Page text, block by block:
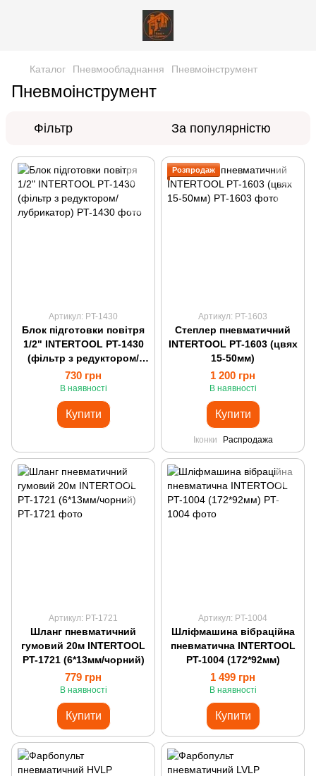
Каталог Пневмообладнання Пневмоінструмент
Пневмоінструмент
Фільтр За популярністю
Артикул: PT-1430
Блок підготовки повітря
1/2" INTERTOOL PT-1430
(фільтр з редуктором/
лубрикатор)
730 грн
В наявності
Купити
Розпродаж
Артикул: PT-1603
Степлер пневматичний
INTERTOOL PT-1603 (цвях
15-50мм)
1 200 грн
В наявності
Купити
Іконки Распродажа
Артикул: PT-1721
Шланг пневматичний
гумовий 20м INTERTOOL
PT-1721 (6*13мм/чорний)
779 грн
В наявності
Купити
Артикул: PT-1004
Шліфмашина вібраційна
пневматична INTERTOOL
PT-1004 (172*92мм)
1 499 грн
В наявності
Купити